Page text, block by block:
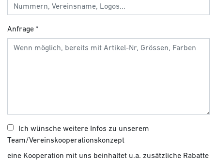
Anfrage
Ich wünsche weitere Infos zu unserem
Team/Vereinskooperationskonzept
eine Kooperation mit uns beinhaltet u.a. zusätzliche Rabatte